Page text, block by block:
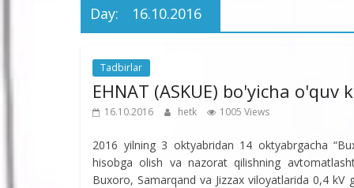
Day: 16.10.2016
Tadbirlar
EHNAT (ASKUE) bo'yicha o'quv
16.10.2016 hetk 1005 Views
2016 yilning 3 oktyabridan 14 oktyabrgacha
hisobga olish va nazorat qilishning
Buxoro, Samarqand va Jizzax viloyatlarida 0,4 kV